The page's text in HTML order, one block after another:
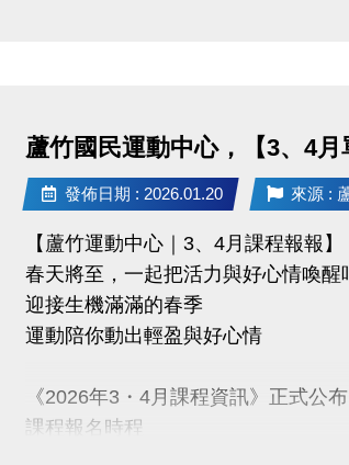
-洽詢專線：03-2639066 #112
-官網 : https://www.lzsports.com.tw/
-FB : 桃園市蘆竹國民運動中心
-IG : @luzhusports
蘆竹國民運動中心，【3、4月
發佈日期 : 2026.01.20 來源 :
【蘆竹運動中心｜3、4月課程報報】
春天將至，一起把活力與好心情喚醒
迎接生機滿滿的春季
運動陪你動出輕盈與好心情
《2026年3・4月課程資訊》正式公布
課程報名時程